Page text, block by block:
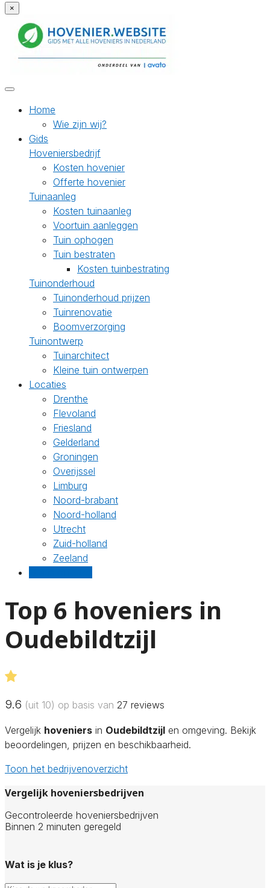
×
Home
Wie zijn wij?
Gids
Hoveniersbedrijf
Kosten hovenier
Offerte hovenier
Tuinaanleg
Kosten tuinaanleg
Voortuin aanleggen
Tuin ophogen
Tuin bestraten
Kosten tuinbestrating
Tuinonderhoud
Tuinonderhoud prijzen
Tuinrenovatie
Boomverzorging
Tuinontwerp
Tuinarchitect
Kleine tuin ontwerpen
Locaties
Drenthe
Flevoland
Friesland
Gelderland
Groningen
Overijssel
Limburg
Noord-brabant
Noord-holland
Utrecht
Zuid-holland
Zeeland
Top 6 hoveniers in
Oudebildtzijl
9.6 (uit 10) op basis van 27 reviews
Vergelijk hoveniers in Oudebildtzijl en omgeving. Bekijk
beoordelingen, prijzen en beschikbaarheid.
Toon het bedrijvenoverzicht
Vergelijk hoveniersbedrijven
Gecontroleerde hoveniersbedrijven
Binnen 2 minuten geregeld
Wat is je klus?